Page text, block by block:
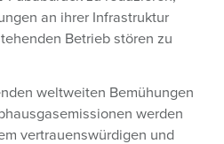
an ihrer Infrastruktur
Betrieb stören zu
weltweiten Bemühungen
werden
vertrauenswürdigen und